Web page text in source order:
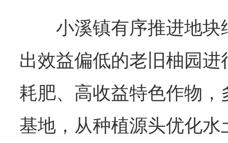
小溪镇有序推进地
出效益偏低的老旧柚园
耗肥、高收益特色作物
基地，从种植源头优化水